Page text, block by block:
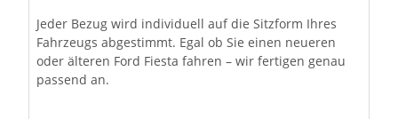
Jeder Bezug wird individuell auf die Sitzform Ihres
Fahrzeugs abgestimmt. Egal ob Sie einen neueren
oder älteren Ford Fiesta fahren – wir fertigen genau
passend an.